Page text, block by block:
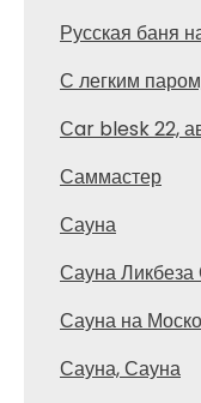
Русская баня
С легким
Сar blesk 22,
Саммастер
Сауна
Сауна
Сауна на
Сауна, Сауна